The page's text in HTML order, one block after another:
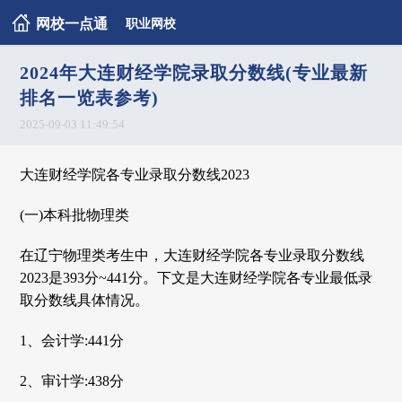
网校一点通 职业网校
2024年大连财经学院录取分数线(专业最新
排名一览表参考)
2025-09-03 11:49:54
大连财经学院各专业录取分数线2023
(一)本科批物理类
在辽宁物理类考生中，大连财经学院各专业录取分数线
2023是393分~441分。下文是大连财经学院各专业最低录
取分数线具体情况。
1、会计学:441分
2、审计学:438分